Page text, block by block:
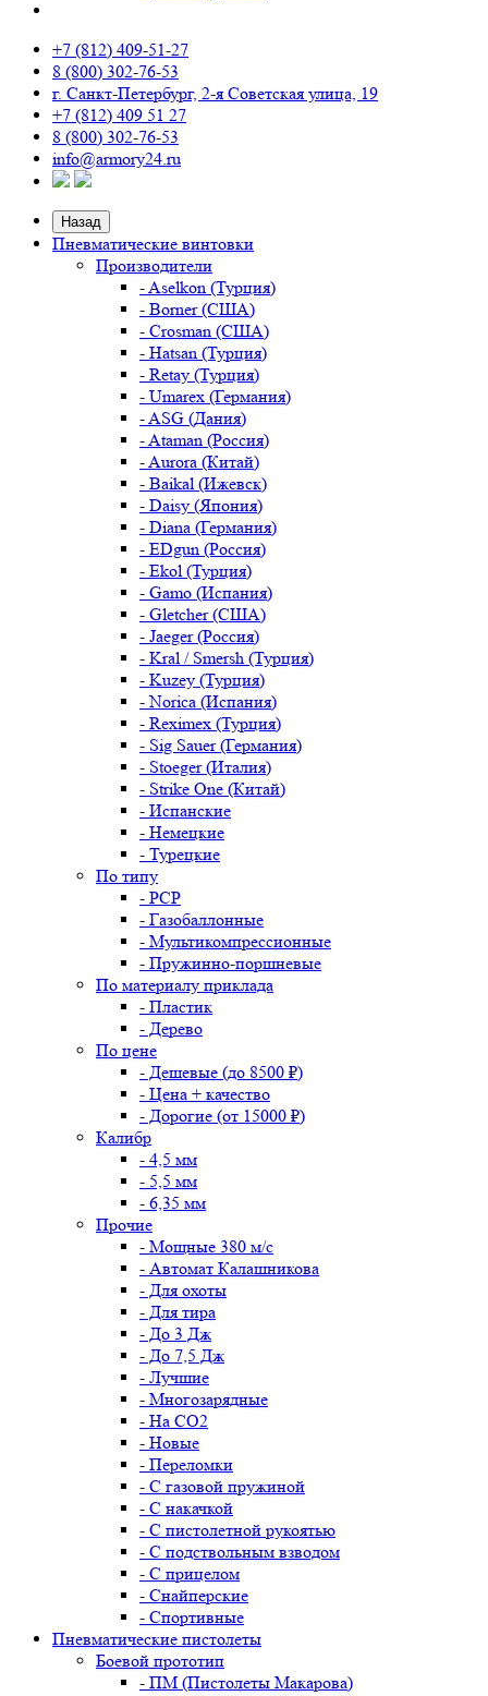
+7 (812) 409-51-27
8 (800) 302-76-53
г. Санкт-Петербург, 2-я Советская улица, 19
+7 (812) 409 51 27
8 (800) 302-76-53
info@armory24.ru
Назад
Пневматические винтовки
Производители
- Aselkon (Турция)
- Borner (США)
- Crosman (США)
- Hatsan (Турция)
- Retay (Турция)
- Umarex (Германия)
- ASG (Дания)
- Ataman (Россия)
- Aurora (Китай)
- Baikal (Ижевск)
- Daisy (Япония)
- Diana (Германия)
- EDgun (Россия)
- Ekol (Турция)
- Gamo (Испания)
- Gletcher (США)
- Jaeger (Россия)
- Kral / Smersh (Турция)
- Kuzey (Турция)
- Norica (Испания)
- Reximex (Турция)
- Sig Sauer (Германия)
- Stoeger (Италия)
- Strike One (Китай)
- Испанские
- Немецкие
- Турецкие
По типу
- PCP
- Газобаллонные
- Мультикомпрессионные
- Пружинно-поршневые
По материалу приклада
- Пластик
- Дерево
По цене
- Дешевые (до 8500 ₽)
- Цена + качество
- Дорогие (от 15000 ₽)
Калибр
- 4,5 мм
- 5,5 мм
- 6,35 мм
Прочие
- Мощные 380 м/с
- Автомат Калашникова
- Для охоты
- Для тира
- До 3 Дж
- До 7,5 Дж
- Лучшие
- Многозарядные
- На CO2
- Новые
- Переломки
- С газовой пружиной
- С накачкой
- С пистолетной рукоятью
- С подствольным взводом
- С прицелом
- Снайперские
- Спортивные
Пневматические пистолеты
Боевой прототип
- ПМ (Пистолеты Макарова)